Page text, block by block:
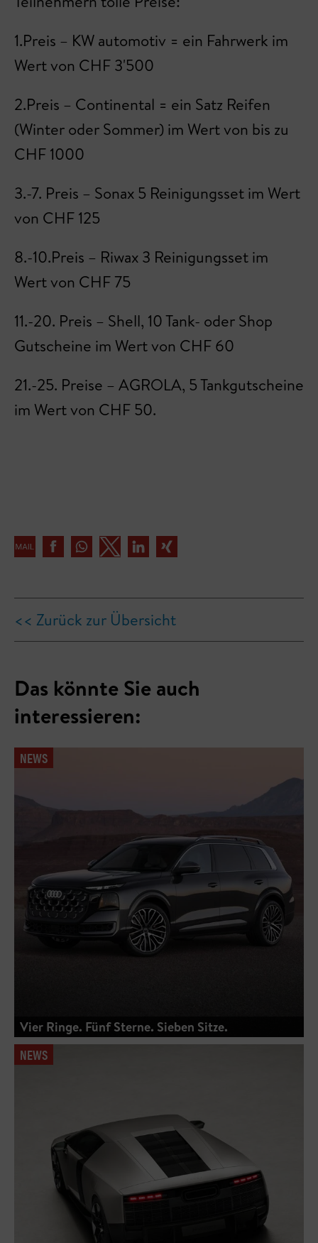
1.Preis – KW automotiv = ein Fahrwerk im
Wert von CHF 3'500
2.Preis – Continental = ein Satz Reifen
(Winter oder Sommer) im Wert von bis zu
CHF 1000
3.-7. Preis – Sonax 5 Reinigungsset im Wert
von CHF 125
8.-10.Preis – Riwax 3 Reinigungsset im
Wert von CHF 75
11.-20. Preis – Shell, 10 Tank- oder Shop
Gutscheine im Wert von CHF 60
21.-25. Preise – AGROLA, 5 Tankgutscheine
im Wert von CHF 50.
<< Zurück zur Übersicht
Das könnte Sie auch
interessieren:
NEWS
Vier Ringe. Fünf Sterne. Sieben Sitze.
NEWS